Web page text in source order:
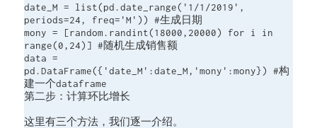
date_M = list(pd.date_range('1/1/2019',
periods=24, freq='M')) #生成日期
mony = [random.randint(18000,20000) for i in
range(0,24)] #随机生成销售额
data =
pd.DataFrame({'date_M':date_M,'mony':mony}) #构
建一个dataframe
第二步：计算环比增长
这里有三个方法，我们逐一介绍。